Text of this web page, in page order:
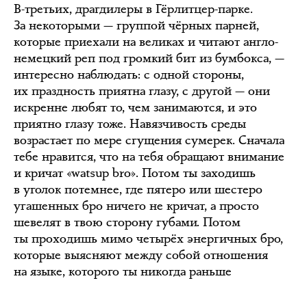
В-третьих, драгдилеры в Гёрлитцер-парке.
За некоторыми — группой чёрных парней,
которые приехали на великах и читают англо-
немецкий реп под громкий бит из бумбокса, —
интересно наблюдать: с одной стороны,
их праздность приятна глазу, с другой — они
искренне любят то, чем занимаются, и это
приятно глазу тоже. Навязчивость среды
возрастает по мере сгущения сумерек. Сначала
тебе нравится, что на тебя обращают внимание
и кричат «watsup bro». Потом ты заходишь
в уголок потемнее, где пятеро или шестеро
угашенных бро ничего не кричат, а просто
шевелят в твою сторону губами. Потом
ты проходишь мимо четырёх энергичных бро,
которые выясняют между собой отношения
на языке, которого ты никогда раньше